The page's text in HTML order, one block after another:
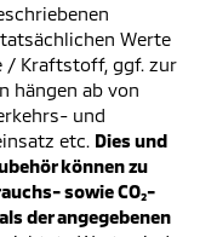
Werte
/ Kraftstoff, ggf. zur
hängen ab von
und
etc. Dies und
können zu
sowie CO₂-
der angegebenen